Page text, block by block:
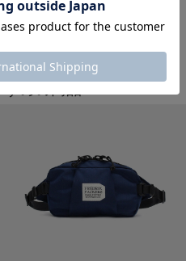
している場合もございますので、ご注意下さい